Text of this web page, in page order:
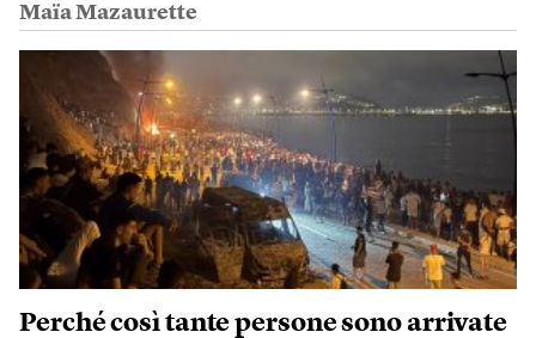
Maïa Mazaurette
Perché così tante persone sono arrivate